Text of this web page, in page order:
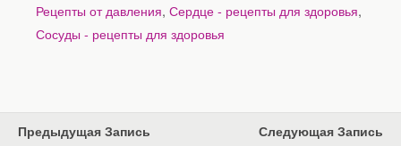
Рецепты от давления, Сердце - рецепты для здоровья,
Сосуды - рецепты для здоровья
Предыдущая Запись Следующая Запись